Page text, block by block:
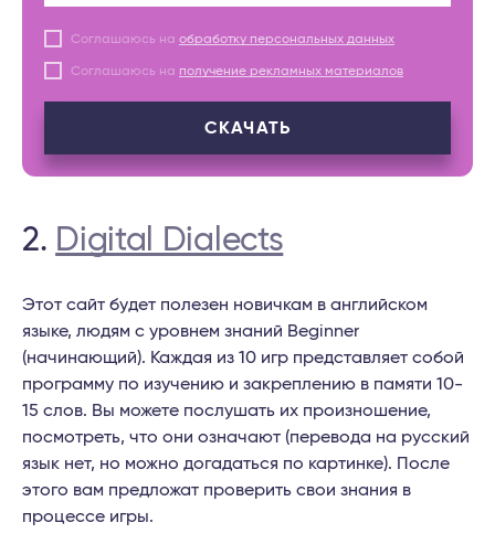
Соглашаюсь на обработку персональных данных
Соглашаюсь на получение рекламных материалов
СКАЧАТЬ
2. Digital Dialects
Этот сайт будет полезен новичкам в английском
языке, людям с уровнем знаний Beginner
(начинающий). Каждая из 10 игр представляет собой
программу по изучению и закреплению в памяти 10-
15 слов. Вы можете послушать их произношение,
посмотреть, что они означают (перевода на русский
язык нет, но можно догадаться по картинке). После
этого вам предложат проверить свои знания в
процессе игры.